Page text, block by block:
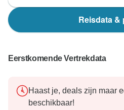
Reisdata &
Eerstkomende Vertrekdata
Haast je, deals zijn maar
beschikbaar!